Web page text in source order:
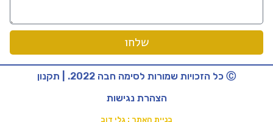
שלחו
Ⓒ כל הזכויות שמורות לסימה חבה 2022. | תקנון
הצהרת נגישות
בניית האתר : גלי דוב